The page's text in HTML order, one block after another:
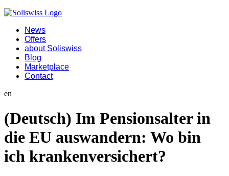
News
Offers
about Soliswiss
Blog
Marketplace
Contact
en
(Deutsch) Im Pensionsalter in
die EU auswandern: Wo bin
ich krankenversichert?